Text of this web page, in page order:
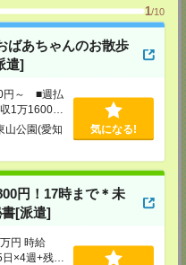
1/10
ばあちゃんのお散歩
遣]
円～ ■週払
万1600円
山公園(愛知
気になる!
円！17時まで＊未
[派遣]
円 時給
×4週+残業
一生命・三井住友海上岡崎ビル
用ダイヤル
除く）受付中！※お電話の際
さい！
11F
用ダイヤル
を除く）受付中！※お電話の際
さい！